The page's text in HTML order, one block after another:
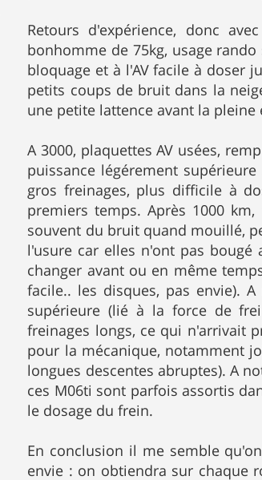
Retours d'expérience, donc
bonhomme de 75kg, usage
bloquage et à l'AV facile à doser
petits coups de bruit dans la
une petite lattence avant la pleine
A 3000, plaquettes AV usées,
puissance légérement
gros freinages, plus difficile à
premiers temps. Après 1000
souvent du bruit quand mouillé,
l'usure car elles n'ont pas
changer avant ou en même
facile.. les disques, pas envie).
supérieure (lié à la force de
freinages longs, ce qui n'arrivait
pour la mécanique, notamment
longues descentes abruptes). A
ces M06ti sont parfois assortis
le dosage du frein.
En conclusion il me semble
envie : on obtiendra sur chaque